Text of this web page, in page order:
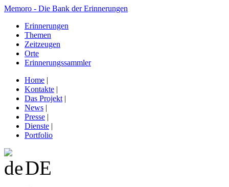
Memoro - Die Bank der Erinnerungen
Erinnerungen
Themen
Zeitzeugen
Orte
Erinnerungssammler
Home |
Kontakte |
Das Projekt |
News |
Presse |
Dienste |
Portfolio
DE